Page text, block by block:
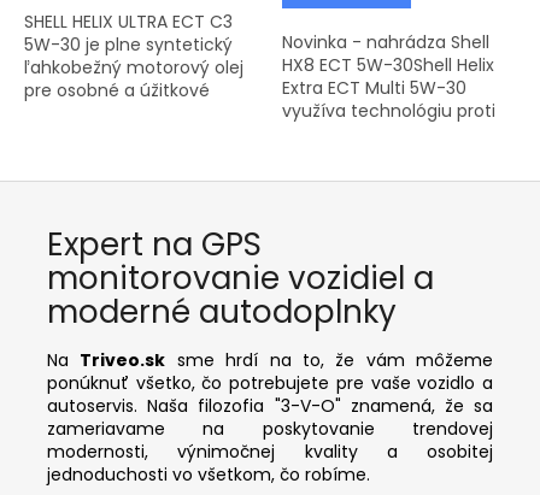
SHELL HELIX ULTRA ECT C3
5W-30 je plne syntetický
ľahkobežný motorový olej
pre osobné a úžitkové
Benz, VW,...
Novinka - nahrádza Shell
HX8 ECT 5W-30Shell Helix
Extra ECT Multi 5W-30
využíva technológiu proti
poskytuje lepšiu spotrebu
Expert na GPS
monitorovanie vozidiel a
moderné autodoplnky
Na Triveo.sk sme hrdí na to, že vám môžeme
ponúknuť všetko, čo potrebujete pre vaše vozidlo a
autoservis. Naša filozofia "3-V-O" znamená, že sa
zameriavame na poskytovanie trendovej
modernosti, výnimočnej kvality a osobitej
jednoduchosti vo všetkom, čo robíme.